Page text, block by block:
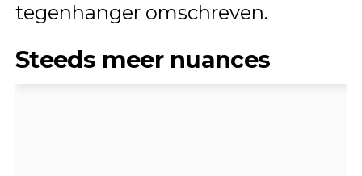
tegenhanger omschreven.
Steeds meer nuances